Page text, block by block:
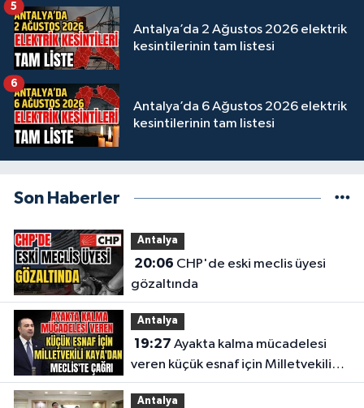
Antalya’da 2 Ağustos 2026 elektrik
kesintilerinin tam listesi
5
Antalya’da 6 Ağustos 2026 elektrik
kesintilerinin tam listesi
6
Son Haberler
Antalya
20:06
gözaltında
Antalya
19:27
veren küçük esnaf için Milletvekili
Kaya'dan Meclis'te çağrı
Antalya